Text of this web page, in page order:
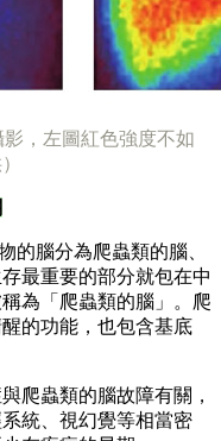
影，左圖紅色強度不如
的腦分為爬蟲類的腦、
最重要的部分就包在中
為「爬蟲類的腦」。爬
的功能，也包含基底
爬蟲類的腦故障有關，
統、視幻覺等相當密